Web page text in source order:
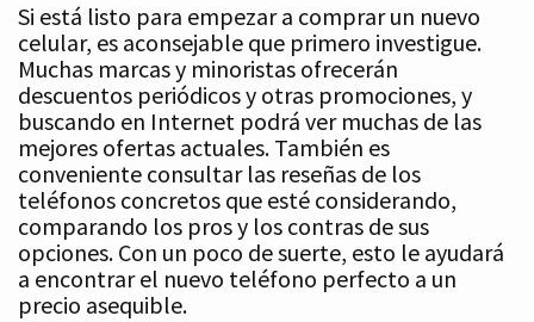
Si está listo para empezar a comprar un nuevo
celular, es aconsejable que primero investigue.
Muchas marcas y minoristas ofrecerán
descuentos periódicos y otras promociones, y
buscando en Internet podrá ver muchas de las
mejores ofertas actuales. También es
conveniente consultar las reseñas de los
teléfonos concretos que esté considerando,
comparando los pros y los contras de sus
opciones. Con un poco de suerte, esto le ayudará
a encontrar el nuevo teléfono perfecto a un
precio asequible.